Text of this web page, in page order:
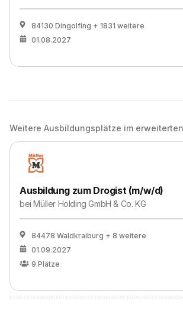
84130 Dingolfing + 1831 weitere
01.08.2027
Weitere Ausbildungsplätze im
Ausbildung zum Drogist (m/w/d)
beiMüller Holding GmbH & Co. KG
84478 Waldkraiburg + 8 weitere
01.09.2027
9 Plätze